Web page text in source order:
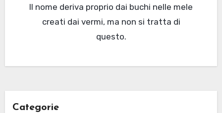
Il nome deriva proprio dai buchi nelle mele
creati dai vermi, ma non si tratta di
questo.
Categorie